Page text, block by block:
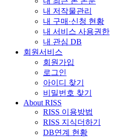
내 저작물관리
내 구매·신청 현황
내 서비스 사용권한
내 관심 DB
회원서비스
회원가입
로그인
아이디 찾기
비밀번호 찾기
About RISS
RISS 이용방법
RISS 지식더하기
DB연계 현황